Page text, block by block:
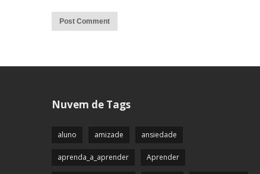
Nuvem de Tags
aluno amizade ansiedade
aprenda_a_aprender Aprender